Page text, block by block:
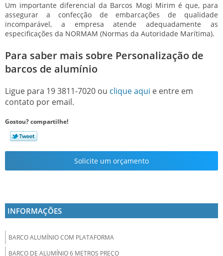
Um importante diferencial da Barcos Mogi Mirim é que, para
assegurar a confecção de embarcações de qualidade
incomparável, a empresa atende adequadamente as
especificações da NORMAM (Normas da Autoridade Marítima).
Para saber mais sobre Personalização de
barcos de alumínio
Ligue para 19 3811-7020 ou clique aqui e entre em
contato por email.
Gostou? compartilhe!
Solicite um orçamento
INFORMAÇÕES
BARCO ALUMÍNIO COM PLATAFORMA
BARCO DE ALUMÍNIO 6 METROS PREÇO